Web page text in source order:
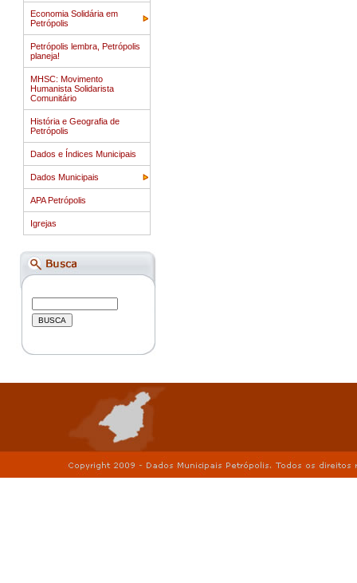
Economia Solidária em
Petrópolis
Petrópolis lembra, Petrópolis
planeja!
MHSC: Movimento
Humanista Solidarista
Comunitário
História e Geografia de
Petrópolis
Dados e Índices Municipais
Dados Municipais
APA Petrópolis
Igrejas